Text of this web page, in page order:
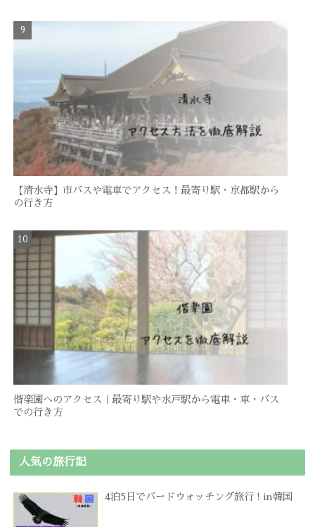
【清水寺】市バスや電車でアクセス！最寄り駅・京都駅から
の行き方
偕楽園へのアクセス｜最寄り駅や水戸駅から電車・車・バス
での行き方
人気の旅行記
4泊5日でバードウォッチング旅行 ! in韓国